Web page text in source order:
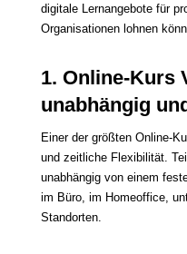
digitale Lernangebote für
Organisationen lohnen
1. Online-Kurs
unabhängig
Einer der größten Online-
und zeitliche Flexibilität.
unabhängig von einem
im Büro, im Homeoffice,
Standorten.